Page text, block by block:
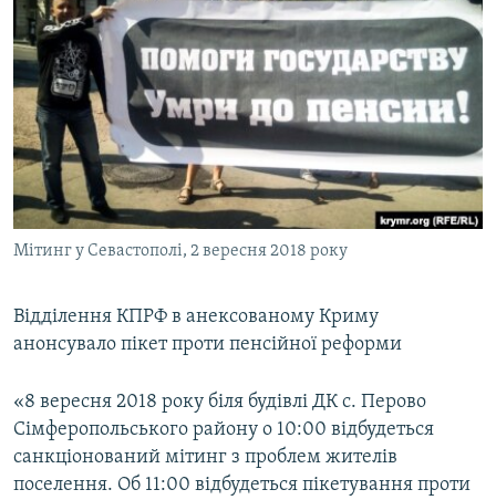
ВСЕ ЗА ДЕНЬ
СПЕЦПРОЕКТИ
ДЕПОРТАЦІЯ
ВІДЕОУРОКИ «ELIFBE»
СВІДЧЕННЯ ОКУПАЦІЇ
УКРАЇНСЬКА ПРОБЛЕМА КРИМУ
ІНФОГРАФІКА
ЯК ОБІЙТИ БЛОКУВАННЯ
Русский
Qırımtatar
ДОЛУЧАЙСЯ!
Усі сайти RFE/RL
Мітинг у Севастополі, 2 вересня 2018 року
Відділення КПРФ в анексованому Криму
анонсувало пікет проти пенсійної реформи
«8 вересня 2018 року біля будівлі ДК с. Перово
Сімферопольського району о 10:00 відбудеться
санкціонований мітинг з проблем жителів
поселення. Об 11:00 відбудеться пікетування проти